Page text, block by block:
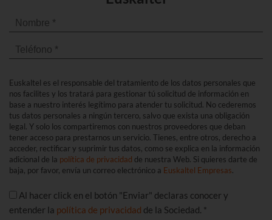
Euskaltel es el responsable del tratamiento de los datos personales que
nos facilites y los tratará para gestionar tú solicitud de información en
base a nuestro interés legítimo para atender tu solicitud. No cederemos
tus datos personales a ningún tercero, salvo que exista una obligación
legal. Y solo los compartiremos con nuestros proveedores que deban
tener acceso para prestarnos un servicio. Tienes, entre otros, derecho a
acceder, rectificar y suprimir tus datos, como se explica en la información
adicional de la política de privacidad de nuestra Web. Si quieres darte de
baja, por favor, envía un correo electrónico a Euskaltel Empresas.
Al hacer click en el botón "Enviar" declaras conocer y
entender la política de privacidad de la Sociedad. *